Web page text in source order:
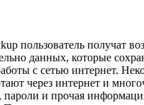
пользователь получат
данных, которые
с сетью интернет.
через интернет и
пароли и прочая